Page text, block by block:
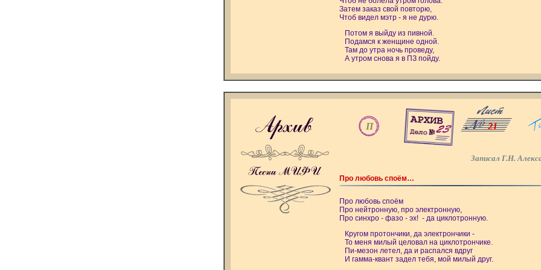
Затем заказ свой повторю,
Чтоб видел мэтр - я не дурю.
Потом я выйду из пивной.
Подамся к женщине одной.
Там до утра ночь проведу,
А утром снова я в ПЗ пойду.
П 21
Записал Г.Н.
Про любовь споём…
Про любовь споём
Про нейтронную, про электронную,
Про синхро - фазо - эх! - да циклотронную.
Кругом протончики, да электрончики -
То меня милый целовал на циклотрончике.
Пи-мезон летел, да и распался вдруг
И гамма-квант задел тебя, мой милый друг.